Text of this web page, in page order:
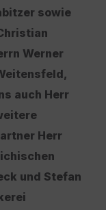
sowie
Werner
auch Herr
Herr
und Stefan